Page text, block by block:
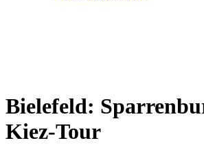
Bielefeld:
Kiez-Tour